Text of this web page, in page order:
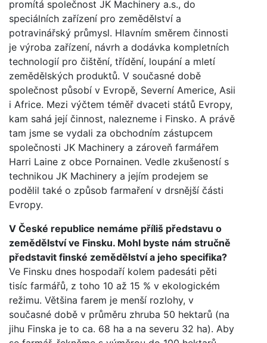
promítá společnost JK Machinery a.s., do
speciálních zařízení pro zemědělství a
potravinářský průmysl. Hlavním směrem činnosti
je výroba zařízení, návrh a dodávka kompletních
technologií pro čištění, třídění, loupání a mletí
zemědělských produktů. V současné době
společnost působí v Evropě, Severní Americe, Asii
i Africe. Mezi výčtem téměř dvaceti států Evropy,
kam sahá její činnost, nalezneme i Finsko. A právě
tam jsme se vydali za obchodním zástupcem
společnosti JK Machinery a zároveň farmářem
Harri Laine z obce Pornainen. Vedle zkušeností s
technikou JK Machinery a jejím prodejem se
podělil také o způsob farmaření v drsnější části
Evropy.
V České republice nemáme příliš představu o
zemědělství ve Finsku. Mohl byste nám stručně
představit finské zemědělství a jeho specifika?
Ve Finsku dnes hospodaří kolem padesáti pěti
tisíc farmářů, z toho 10 až 15 % v ekologickém
režimu. Většina farem je menší rozlohy, v
současné době v průměru zhruba 50 hektarů (na
jihu Finska je to ca. 68 ha a na severu 32 ha). Aby